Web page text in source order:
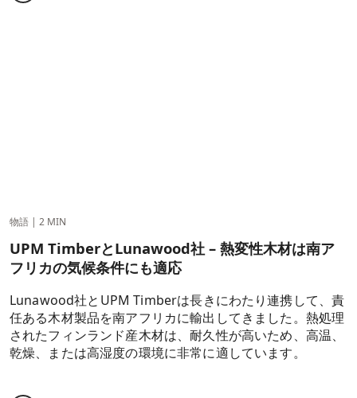
物語 | 2 MIN
UPM TimberとLunawood社 – 熱変性木材は南ア
フリカの気候条件にも適応
Lunawood社とUPM Timberは長きにわたり連携して、責
任ある木材製品を南アフリカに輸出してきました。熱処理
されたフィンランド産木材は、耐久性が高いため、高温、
乾燥、または高湿度の環境に非常に適しています。